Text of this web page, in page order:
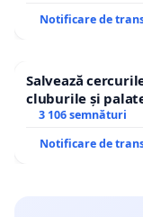
Notificare de
Salvează
cluburile și
3 106 semnături
Notificare de